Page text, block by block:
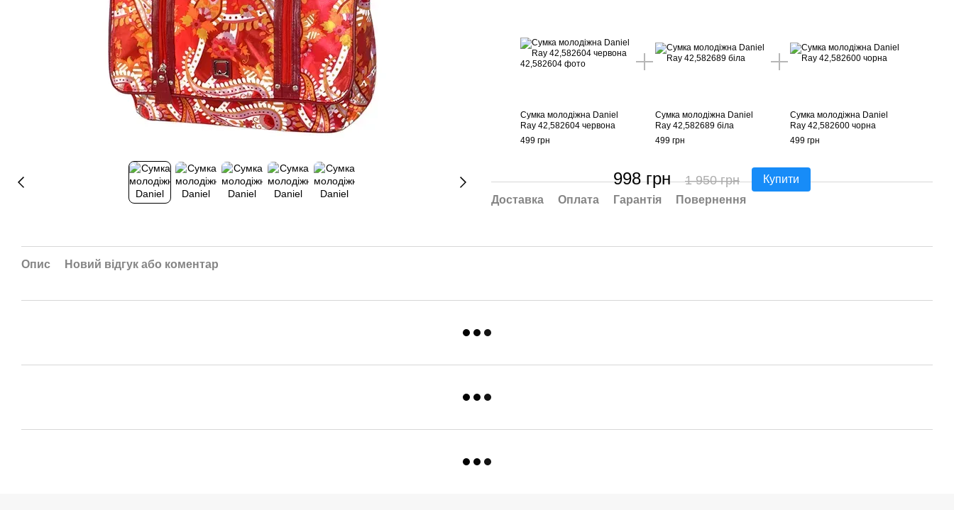
Сумка молодіжна Daniel
Ray 42,582604 червона
499 грн
Сумка молодіжна Daniel
Ray 42,582689 біла
499 грн
Сумка молодіжна Daniel
Ray 42,582600 чорна
499 грн
998 грн 1 950 грн
Купити
Доставка
Оплата Гарантія Повернення
Опис Новий відгук або коментар